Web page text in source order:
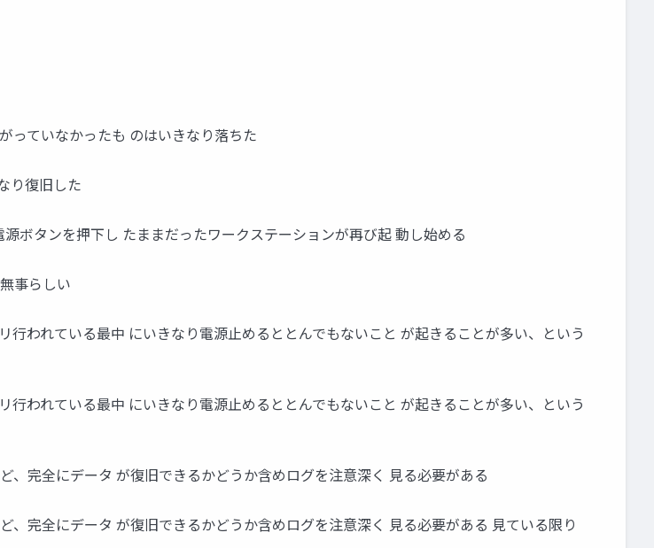
っていなかったも のはいきなり落ちた
り復旧した
ボタンを押下し たままだったワークステーションが再び起 動し始める
事らしい
われている最中 にいきなり電源止めるととんでもないこと が起きることが多い、という
われている最中 にいきなり電源止めるととんでもないこと が起きることが多い、という
、完全にデータ が復旧できるかどうか含めログを注意深く 見る必要がある
完全にデータ が復旧できるかどうか含めログを注意深く 見る必要がある 見ている限り